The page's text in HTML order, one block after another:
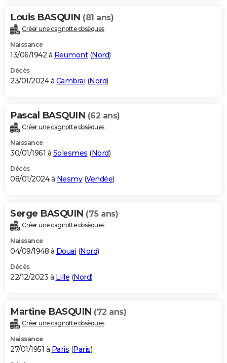
Louis BASQUIN (81 ans)
Créer une cagnotte obsèques
Naissance
13/06/1942 à Reumont(Nord)
Décès
23/01/2024 à Cambrai (Nord)
Pascal BASQUIN (62 ans)
Créer une cagnotte obsèques
Naissance
30/01/1961 à Solesmes (Nord)
Décès
08/01/2024 à Nesmy(Vendée)
Serge BASQUIN (75 ans)
Créer une cagnotte obsèques
Naissance
04/09/1948 à Douai (Nord)
Décès
22/12/2023 à Lille (Nord)
Martine BASQUIN (72 ans)
Créer une cagnotte obsèques
Naissance
27/01/1951 à Paris (Paris)